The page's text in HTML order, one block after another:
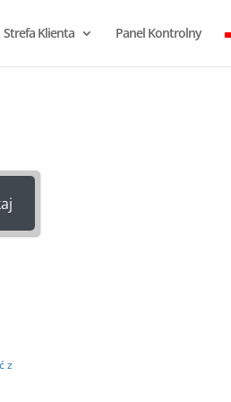
Strefa Klienta Panel Kontrolny
z